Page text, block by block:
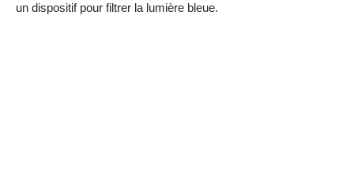
un dispositif pour filtrer la lumière bleue.